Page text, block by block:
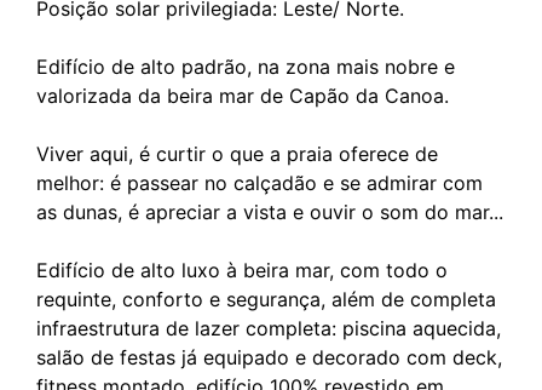
Posição solar privilegiada: Leste/ Norte.
Edifício de alto padrão, na zona mais nobre e
valorizada da beira mar de Capão da Canoa.
Viver aqui, é curtir o que a praia oferece de
melhor: é passear no calçadão e se admirar com
as dunas, é apreciar a vista e ouvir o som do mar...
Edifício de alto luxo à beira mar, com todo o
requinte, conforto e segurança, além de completa
infraestrutura de lazer completa: piscina aquecida,
salão de festas já equipado e decorado com deck,